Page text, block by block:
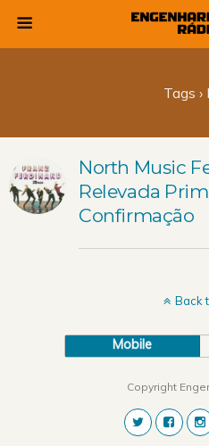
Tags ›
North Music
Relevada
Confirmação
Back
Mobile
Copyright